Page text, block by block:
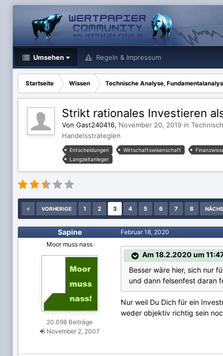
Umsehen Regeln & Impressum
Startseite Wissen Technische Analyse,
Strikt rationales Investieren
Von Gast240416, November 20, 2019 in
Handelsstrategien
Entscheidungen Wirtschaftswisenschaft
Langzeitanleger
VORHERIGE 1 2 3 4 5 6 7 8
Sapine
Moor muss nass
20.098 Beiträge
November 2, 2007
Februar 18, 2020
Am 18.2.2020 um
Besser wäre hier, sich nur
und dann felsenfest daran
Nur weil Du Dich für ein
weder objektiv richtig sein